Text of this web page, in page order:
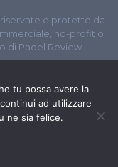
e protette da
no-profit o
di Padel Review.
tu possa avere la
ad utilizzare
ne sia felice.